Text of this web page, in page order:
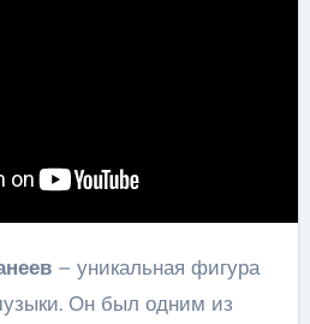
– уникальная фигура
Он был одним из